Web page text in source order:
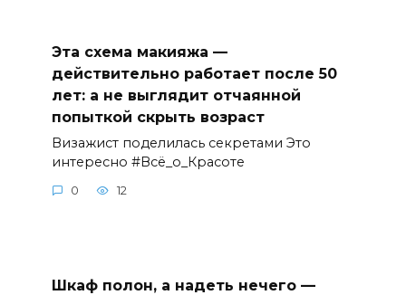
Эта схема макияжа —
действительно работает после 50
лет: а не выглядит отчаянной
попыткой скрыть возраст
Визажист поделилась секретами Это
интересно #Всё_о_Красоте
0 12
Шкаф полон, а надеть нечего —